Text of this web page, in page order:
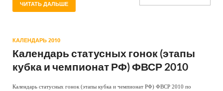
ЧИТАТЬ ДАЛЬШЕ
КАЛЕНДАРЬ 2010
Календарь статусных гонок (этапы
кубка и чемпионат РФ) ФВСР 2010
Календарь статусных гонок (этапы кубка и чемпионат РФ) ФВСР 2010 по